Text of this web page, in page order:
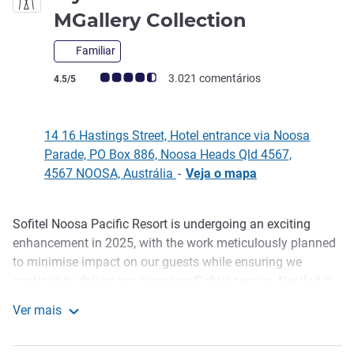
MGallery Collection
Familiar
Classificação clientes Avis (Classificação ALL)
4.5/5 3.021 comentários
14 16 Hastings Street, Hotel entrance via Noosa
Parade, PO Box 886, Noosa Heads Qld 4567,
4567 NOOSA, Austrália - Veja o mapa
Descrição
Sofitel Noosa Pacific Resort is undergoing an exciting
enhancement in 2025, with the work meticulously planned
to minimise impact on our guests while ensuring we
Noosa Main Beach, the resort blends relaxed coastal
Ver mais